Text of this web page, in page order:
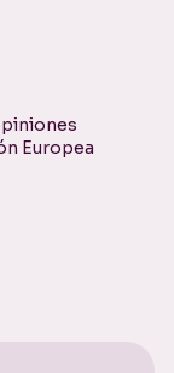
Europea